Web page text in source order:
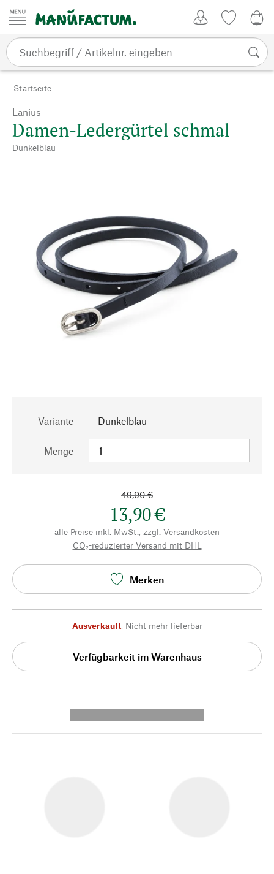
Zum Inhalt springen
Startseite
Lanius
Damen-Ledergürtel schmal
Dunkelblau
Variante Dunkelblau
Menge
49,90 €
13,90 €
alle Preise inkl. MwSt., zzgl. Versandkosten
CO₂-reduzierter Versand mit DHL
Merken
Ausverkauft, Nicht mehr lieferbar
Verfügbarkeit im Warenhaus